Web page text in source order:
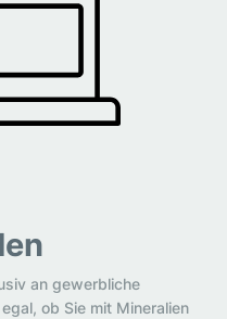
an gewerbliche
ob Sie mit Mineralien